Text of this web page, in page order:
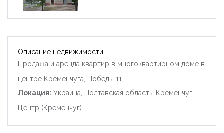
Описание недвижимости
Продажа и аренда квартир в многоквартирном доме в
центре Кременчуга, Победы 11
Локация: Украина, Полтавская область, Кременчуг,
Центр (Кременчуг)